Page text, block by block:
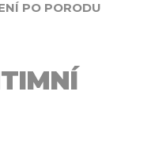
PO PORODU